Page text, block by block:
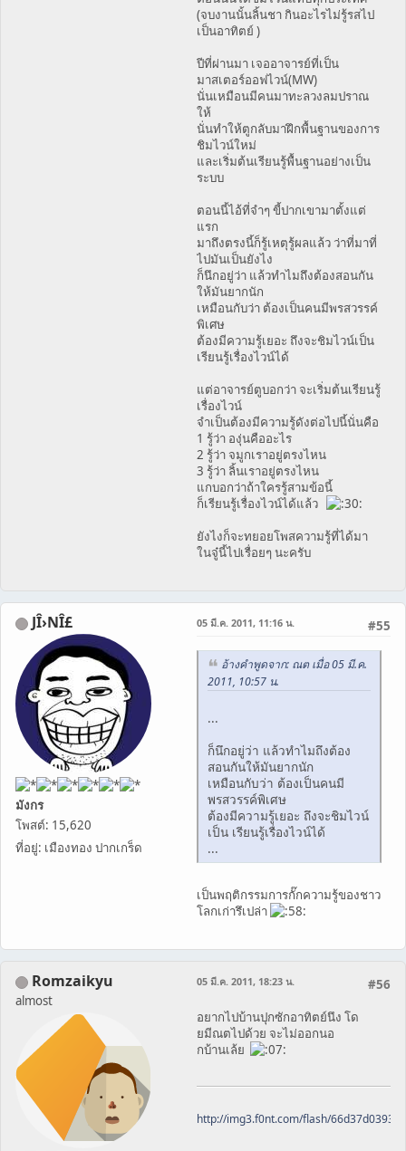
(จบงานนั้นลิ้นชา กินอะไรไม่รู้รสไป
เป็นอาทิตย์ )
ปีที่ผ่านมา เจออาจารย์ที่เป็น
มาสเตอร์ออฟไวน์(MW)
นั่นเหมือนมีคนมาทะลวงลมปราณ
ให้
นั่นทำให้ตูกลับมาฝึกพื้นฐานของการ
ชิมไวน์ใหม่
และเริ่มต้นเรียนรู้พื้นฐานอย่างเป็น
ระบบ
ตอนนี้ไอ้ที่จำๆ ขี้ปากเขามาตั้งแต่
แรก
มาถึงตรงนี้ก็รู้เหตุรู้ผลแล้ว ว่าที่มาที่
ไปมันเป็นยังไง
ก็นึกอยู่ว่า แล้วทำไมถึงต้องสอนกัน
ให้มันยากนัก
เหมือนกับว่า ต้องเป็นคนมีพรสวรรค์
พิเศษ
ต้องมีความรู้เยอะ ถึงจะชิมไวน์เป็น
เรียนรู้เรื่องไวน์ได้
แต่อาจารย์ตูบอกว่า จะเริ่มต้นเรียนรู้
เรื่องไวน์
จำเป็นต้องมีความรู้ดังต่อไปนี้นั่นคือ
1 รู้ว่า องุ่นคืออะไร
2 รู้ว่า จมูกเราอยู่ตรงไหน
3 รู้ว่า ลิ้นเราอยู่ตรงไหน
แกบอกว่าถ้าใครรู้สามข้อนี้
ก็เรียนรู้เรื่องไวน์ได้แล้ว
ยังไงก็จะทยอยโพสความรู้ที่ได้มา
ในจู๋นี้ไปเรื่อยๆ นะครับ
JÎ›NÎ£
มังกร
โพสต์: 15,620
ที่อยู่: เมืองทอง ปากเกร็ด
#55
05 มี.ค. 2011, 11:16 น.
อ้างคำพูดจาก: ณต เมื่อ 05 มี.ค.
2011, 10:57 น.
...
ก็นึกอยู่ว่า แล้วทำไมถึงต้อง
สอนกันให้มันยากนัก
เหมือนกับว่า ต้องเป็นคนมี
พรสวรรค์พิเศษ
ต้องมีความรู้เยอะ ถึงจะชิมไวน์
เป็น เรียนรู้เรื่องไวน์ได้
...
เป็นพฤติกรรมการกั๊กความรู้ของชาว
โลกเก่ารึเปล่า
Romzaikyu
almost
#56
05 มี.ค. 2011, 18:23 น.
อยากไปบ้านปุกซักอาทิตย์นึง โด
ยมีณตไปด้วย จะไม่ออกนอ
กบ้านเล้ย
http://img3.f0nt.com/flash/